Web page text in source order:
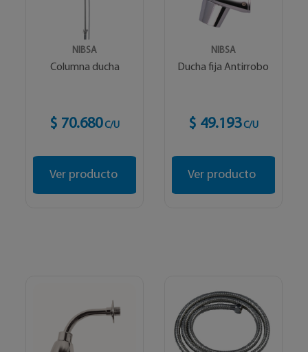
NIBSA
Columna ducha
$ 70.680 C/U
Ver producto
NIBSA
Ducha fija Antirrobo
$ 49.193 C/U
Ver producto